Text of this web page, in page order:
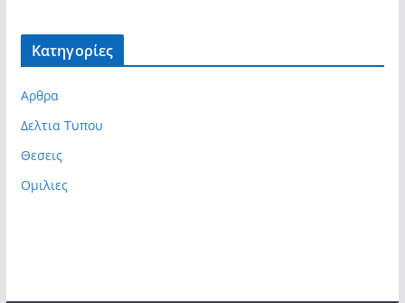
Kατηγορίες
Αρθρα
Δελτια Τυπου
Θεσεις
Ομιλιες